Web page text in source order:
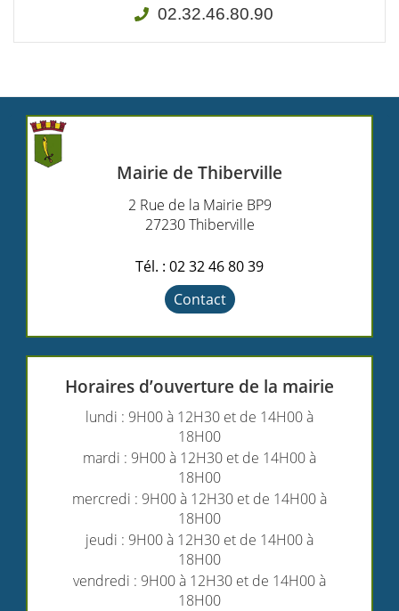
02.32.46.80.90
Mairie de Thiberville
2 Rue de la Mairie BP9
27230 Thiberville
Tél. : 02 32 46 80 39
Contact
Horaires d’ouverture de la mairie
lundi : 9H00 à 12H30 et de 14H00 à
18H00
mardi : 9H00 à 12H30 et de 14H00 à
18H00
mercredi : 9H00 à 12H30 et de 14H00 à
18H00
jeudi : 9H00 à 12H30 et de 14H00 à
18H00
vendredi : 9H00 à 12H30 et de 14H00 à
18H00